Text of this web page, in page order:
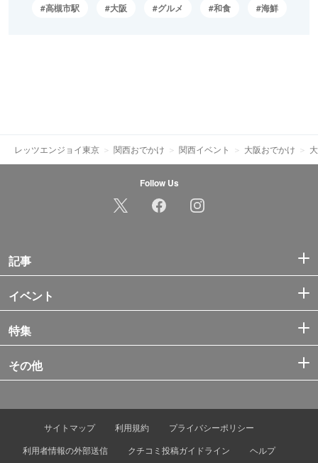
高槻市駅 大阪 グルメ 和食 海鮮
レッツエンジョイ東京 関西おでかけ 関西イベント 大阪おでかけ
Follow Us
記事
イベント
特集
その他
サイトマップ 利用規約
プライバシーポリシー
利用者情報の外部送信
クチコミ投稿ガイドライン ヘルプ